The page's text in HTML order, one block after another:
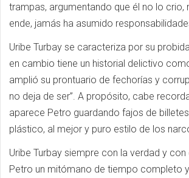
trampas, argumentando que él no lo crio,
ende, jamás ha asumido
Uribe Turbay se caracteriza por su
en cambio tiene un historial delictivo
amplió su prontuario de fechorías y
no deja de ser”. A propósito, cabe
aparece Petro guardando fajos de
plástico, al mejor y puro estilo de los
Uribe Turbay siempre con la verdad y
Petro un mitómano de tiempo completo